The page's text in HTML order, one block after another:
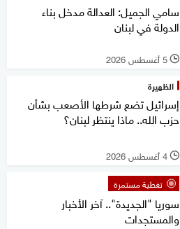
سامي الجميل: العدالة مدخل بناء
الدولة في لبنان
l 5 أغسطس 2026
الظهيرة
إسرائيل تضع شرطها الأصعب بشأن
حزب الله.. ماذا ينتظر لبنان؟
l 4 أغسطس 2026
تغطية مستمرة
سوريا "الجديدة".. آخر الأخبار
والمستجدات